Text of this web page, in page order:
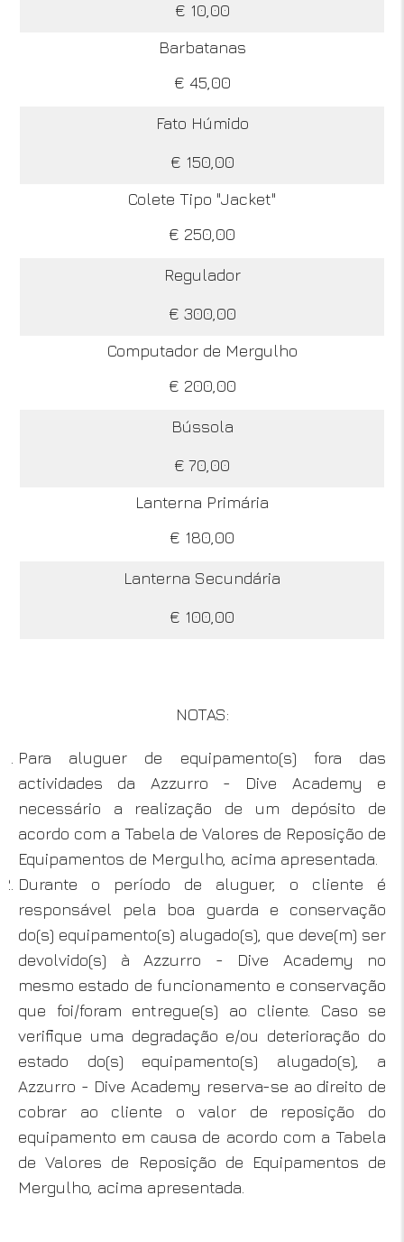
€ 10,00
Barbatanas
€ 45,00
Fato Húmido
€ 150,00
Colete Tipo "Jacket"
€ 250,00
Regulador
€ 300,00
Computador de Mergulho
€ 200,00
Bússola
€ 70,00
Lanterna Primária
€ 180,00
Lanterna Secundária
€ 100,00
NOTAS:
Para aluguer de equipamento(s) fora das
actividades da Azzurro - Dive Academy e
necessário a realização de um depósito de
acordo com a Tabela de Valores de Reposição de
Equipamentos de Mergulho, acima apresentada.
Durante o período de aluguer, o cliente é
responsável pela boa guarda e conservação
do(s) equipamento(s) alugado(s), que deve(m) ser
devolvido(s) à Azzurro - Dive Academy no
mesmo estado de funcionamento e conservação
que foi/foram entregue(s) ao cliente. Caso se
verifique uma degradação e/ou deterioração do
estado do(s) equipamento(s) alugado(s), a
Azzurro - Dive Academy reserva-se ao direito de
cobrar ao cliente o valor de reposição do
equipamento em causa de acordo com a Tabela
de Valores de Reposição de Equipamentos de
Mergulho, acima apresentada.